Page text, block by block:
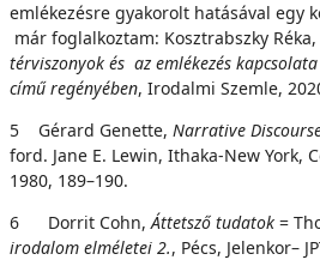
emlékezésre gyakorolt hatásával egy
már foglalkoztam: Kosztrabszky Réka,
térviszonyok és az emlékezés
című regényében, Irodalmi Szemle,
5 Gérard Genette, Narrative
ford. Jane E. Lewin, Ithaka-New York,
1980, 189–190.
6 Dorrit Cohn,Áttetsző tudatok =
irodalom elméletei 2., Pécs, Jelenkor–